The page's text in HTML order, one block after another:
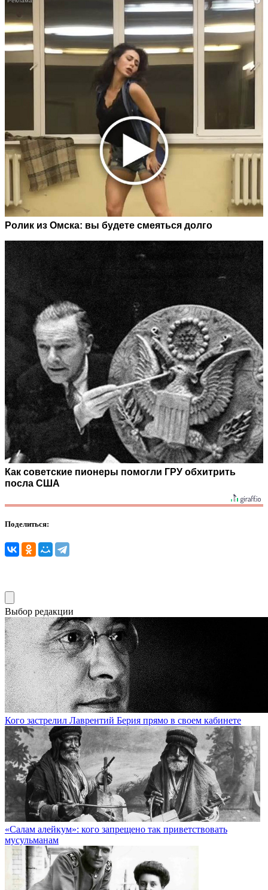
Ролик из Омска: вы будете смеяться долго
Как советские пионеры помогли ГРУ обхитрить
посла США
Поделиться:
Выбор редакции
Кого застрелил Лаврентий Берия прямо в своем кабинете
«Салам алейкум»: кого запрещено так приветствовать
мусульманам